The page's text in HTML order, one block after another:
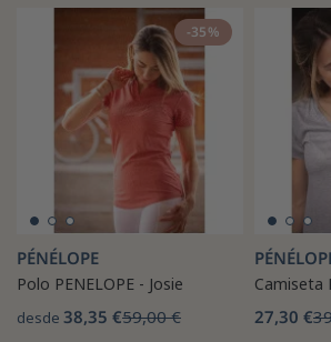
-35%
PÉNÉLOPE
Polo PENELOPE - Josie
desde 38,35 €59,00 €
Camiseta
27,30 €